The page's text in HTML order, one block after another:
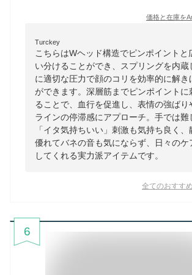
価格と在庫を
Turckey
こちらはWヘッド構造でピンポイントと
い分けることができ、スプリングを内蔵
に適切な圧力で顔のコリを効率的に解き
ができます。深層筋までピンポイントに
ることで、血行を促進し、表情の強ばり
ラインの停滞感にアプローチ。手では難
「イタ気持ちいい」刺激も気持ち良く、
優れてバネの音も気にならず、日々のケ
してくれる実力派アイテムです。
全てのおすす
6